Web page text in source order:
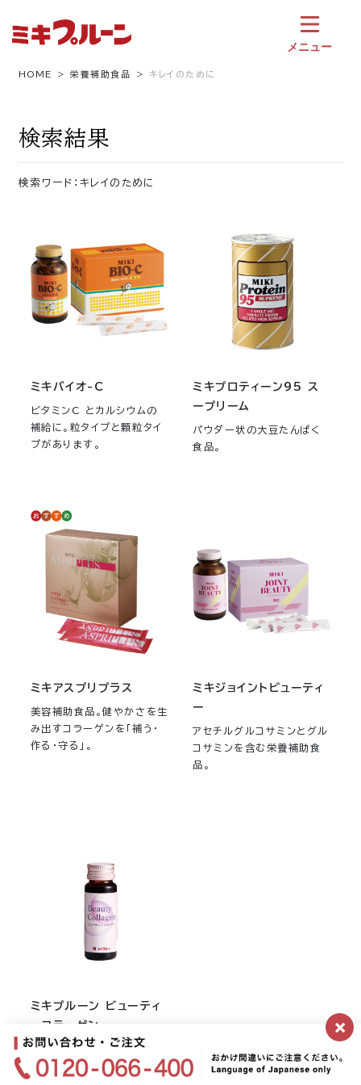
メニュー
HOME 栄養補助食品 キレイのために
検索結果
検索ワード：キレイのために
ミキバイオ-C
ビタミンC とカルシウムの
補給に。粒タイプと顆粒タイ
プがあります。
ミキプロティーン95 ス
ープリーム
パウダー状の大豆たんぱく
食品。
ミキアスプリプラス
美容補助食品。健やかさを生
み出すコラーゲンを「補う・
作る・守る」。
ミキジョイントビューティ
ー
アセチルグルコサミンとグル
コサミンを含む栄養補助食
品。
ミキプルーン ビューティ
ーコラーゲン
〈限定販売〉
栄養美容補助食品。こだわり
×